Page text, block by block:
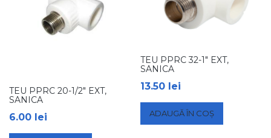
TEU PPRC 20-1/2″ EXT,
SANICA
6.00 lei
TEU PPRC 32-1″ EXT,
SANICA
13.50 lei
ADAUGĂ ÎN COȘ